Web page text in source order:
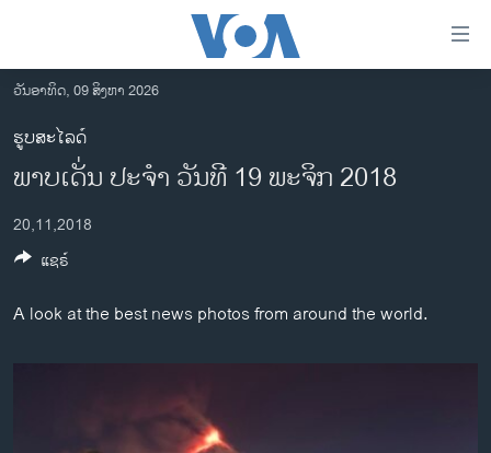
ເຂົ້າ
ຫາ
ຂ້າມ
ຂ້າມ
ໄປ
ຫາ
ຄົ້ນ
ລາວ
ອາເມຣິກາ
ການເລືອກຕັ້ງ ປະທານາທີບໍດີ ສະຫະລັດ 2024
ຂ່າວ​ຈີນ
ໂລກ
ອິດສະຫຼະພາບດ້ານການຂ່າວ
ວັນອາທິດ, 09 ສິງຫາ 2026
ຮູບສະໄລດ໌
ພາບເດັ່ນ ປະຈຳ ວັນທີ 19 ພະຈິກ 2018
20,11,2018
A look at the best news photos from around the world.
ແຊຣ໌